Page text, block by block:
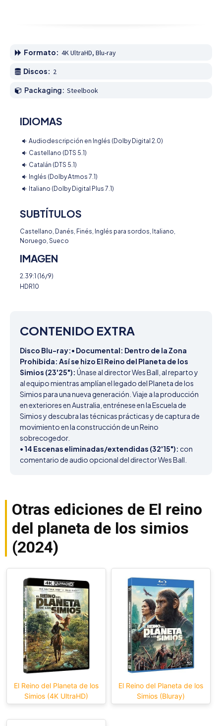
Formato: 4K UltraHD, Blu-ray
Discos: 2
Packaging: Steelbook
IDIOMAS
Audiodescripción en Inglés (Dolby Digital 2.0)
Castellano (DTS 5.1)
Catalán (DTS 5.1)
Inglés (Dolby Atmos 7.1)
Italiano (Dolby Digital Plus 7.1)
SUBTÍTULOS
Castellano, Danés, Finés, Inglés para sordos, Italiano,
Noruego, Sueco
IMAGEN
2.39:1 (16/9)
HDR10
CONTENIDO EXTRA
Disco Blu-ray:• Documental: Dentro de la Zona
Prohibida: Así se hizo El Reino del Planeta de los
Simios (23'25"): Únase al director Wes Ball, al reparto y
al equipo mientras amplían el legado del Planeta de los
Simios para una nueva generación. Viaje a la producción
en exteriores en Australia, entrénese en la Escuela de
Simios y descubra las técnicas prácticas y de captura de
movimiento en la construcción de un Reino
sobrecogedor.
• 14 Escenas eliminadas/extendidas (32'15"): con
comentario de audio opcional del director Wes Ball.
Otras ediciones de El reino
del planeta de los simios
(2024)
El Reino del Planeta de los
Simios (4K UltraHD)
El Reino del Planeta de los
Simios (Bluray)